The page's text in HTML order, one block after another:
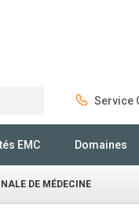
Service
EMC Domaines
DE MÉDECINE